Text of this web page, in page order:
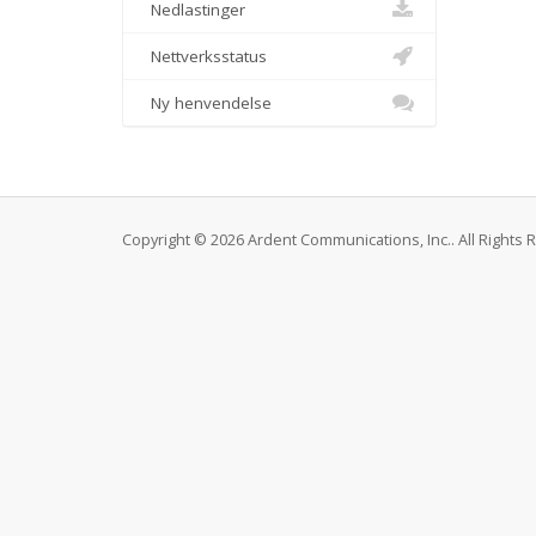
Nedlastinger
Nettverksstatus
Ny henvendelse
Copyright © 2026 Ardent Communications, Inc.. All Rights